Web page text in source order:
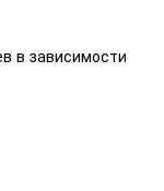
в зависимости